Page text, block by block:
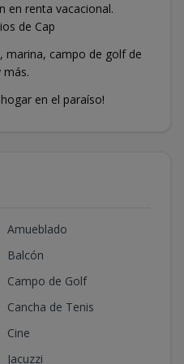
en renta vacacional.
de Cap
marina, campo de golf de
más.
en el paraíso!
Amueblado
Balcón
Campo de Golf
Cancha de Tenis
Cine
Jacuzzi